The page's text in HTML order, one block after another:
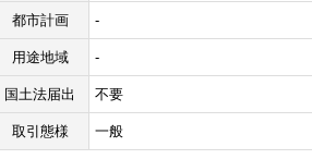
都市計画 -
用途地域 -
国土法届出 不要
取引態様 一般